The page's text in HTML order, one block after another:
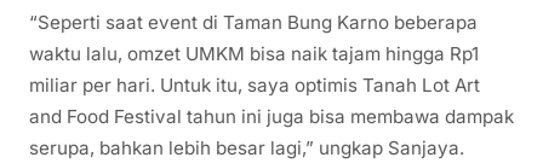
“Seperti saat event di Taman Bung Karno beberapa
waktu lalu, omzet UMKM bisa naik tajam hingga Rp1
miliar per hari. Untuk itu, saya optimis Tanah Lot Art
and Food Festival tahun ini juga bisa membawa dampak
serupa, bahkan lebih besar lagi,” ungkap Sanjaya.